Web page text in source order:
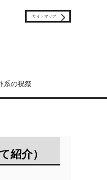
サイトマップ
系の祝祭
紹介）